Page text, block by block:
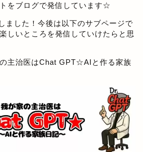
をブログで発信しています☆
ました！今後は以下のサブページで
しいところを発信していけたらと思
主治医はChat GPT☆AIと作る家族